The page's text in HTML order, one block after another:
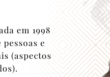
em 1998
e
(aspectos